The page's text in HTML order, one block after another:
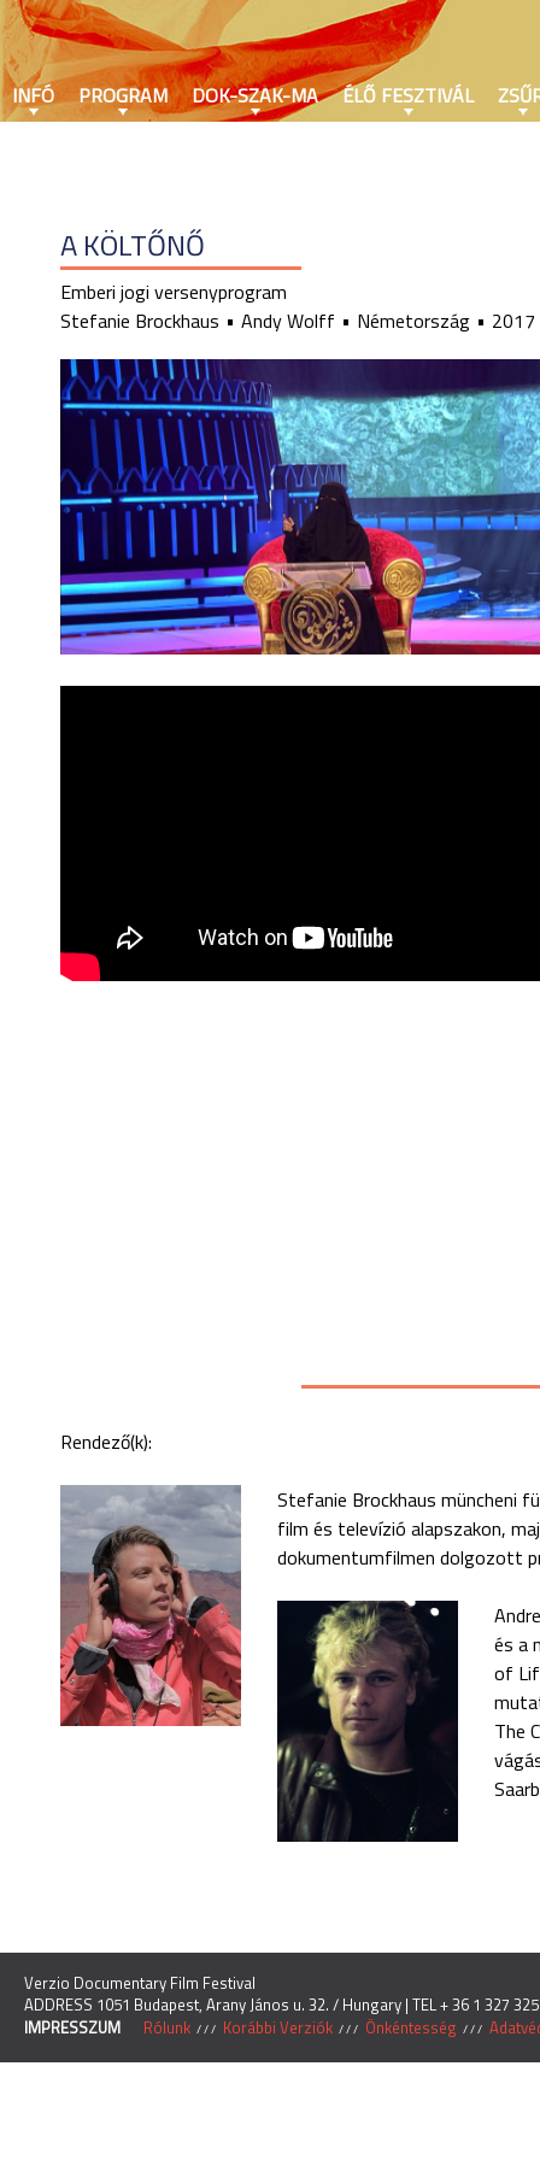
A KÖLTŐNŐ
Emberi jogi versenyprogram
Stefanie Brockhaus
Andy Wolff Németország 2017
Rendező(k):
Stefanie Brockhaus müncheni
film és televízió alapszakon,
dokumentumfilmen dolgozott
és a
of
The
INFÓ PROGRAM DOK-SZAK-MA ÉLŐ FESZTIVÁL
Verzio Documentary Film Festival
ADDRESS 1051 Budapest, Arany János u. 32. / Hungary | TEL + 36 1 327
IMPRESSZUM
Rólunk Korábbi Verziók Önkéntesség